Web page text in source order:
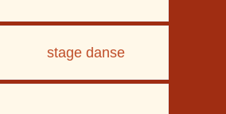
stage danse